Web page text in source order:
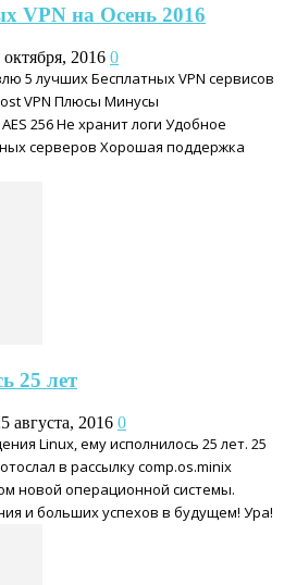
VPN на Осень 2016
октября, 2016 0
5 лучших Бесплатных VPN сервисов
VPN Плюсы Минусы
256 Не хранит логи Удобное
серверов Хорошая поддержка
25 лет
августа, 2016 0
Linux, ему исполнилось 25 лет. 25
в рассылку comp.os.minix
новой операционной системы.
и больших успехов в будущем! Ура!